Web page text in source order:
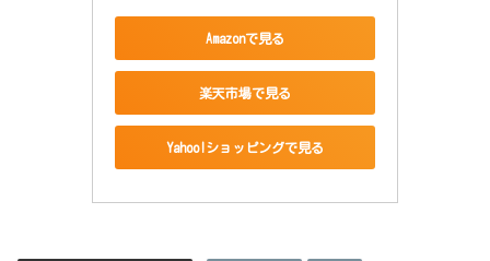
Amazonで見る
楽天市場で見る
Yahoo!ショッピングで見る